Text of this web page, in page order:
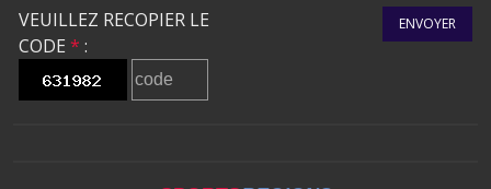
VEUILLEZ RECOPIER LE
CODE * :
ENVOYER